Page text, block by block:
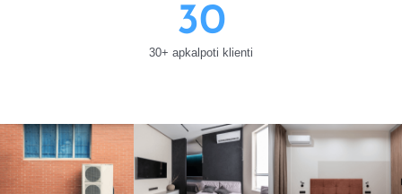
30+ apkalpoti klienti
30